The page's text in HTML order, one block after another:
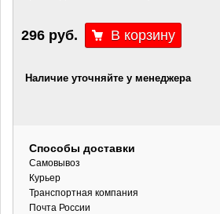
296 руб.
Наличие уточняйте у менеджера
Способы доставки
Самовывоз
Курьер
Транспортная компания
Почта России